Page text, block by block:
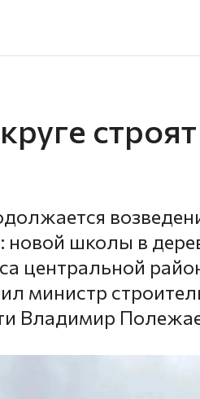
школы в
центральной
министр
Владимир